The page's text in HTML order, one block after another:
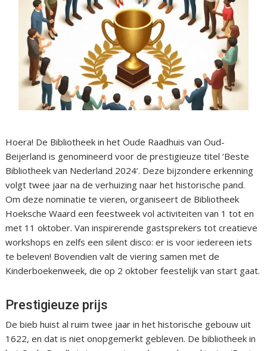
Hoera! De Bibliotheek in het Oude Raadhuis van Oud-
Beijerland is genomineerd voor de prestigieuze titel ‘Beste
Bibliotheek van Nederland 2024’. Deze bijzondere erkenning
volgt twee jaar na de verhuizing naar het historische pand.
Om deze nominatie te vieren, organiseert de Bibliotheek
Hoeksche Waard een feestweek vol activiteiten van 1 tot en
met 11 oktober. Van inspirerende gastsprekers tot creatieve
workshops en zelfs een silent disco: er is voor iedereen iets
te beleven! Bovendien valt de viering samen met de
Kinderboekenweek, die op 2 oktober feestelijk van start gaat.
Prestigieuze prijs
De bieb huist al ruim twee jaar in het historische gebouw uit
1622, en dat is niet onopgemerkt gebleven. De bibliotheek in